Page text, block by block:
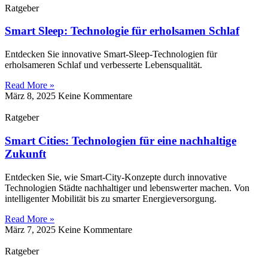
Ratgeber
Smart Sleep: Technologie für erholsamen Schlaf
Entdecken Sie innovative Smart-Sleep-Technologien für
erholsameren Schlaf und verbesserte Lebensqualität.
Read More »
März 8, 2025 Keine Kommentare
Ratgeber
Smart Cities: Technologien für eine nachhaltige
Zukunft
Entdecken Sie, wie Smart-City-Konzepte durch innovative
Technologien Städte nachhaltiger und lebenswerter machen. Von
intelligenter Mobilität bis zu smarter Energieversorgung.
Read More »
März 7, 2025 Keine Kommentare
Ratgeber